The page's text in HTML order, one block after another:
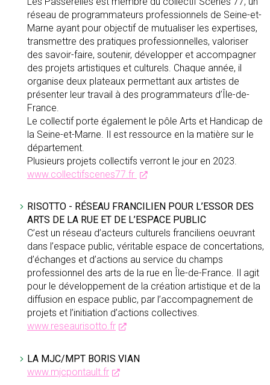
réseau de programmateurs professionnels de Seine-et-
Marne ayant pour objectif de mutualiser les expertises,
transmettre des pratiques professionnelles, valoriser
des savoir-faire, soutenir, développer et accompagner
des projets artistiques et culturels. Chaque année, il
organise deux plateaux permettant aux artistes de
présenter leur travail à des programmateurs d’Île-de-
France.
Le collectif porte également le pôle Arts et Handicap de
la Seine-et-Marne. Il est ressource en la matière sur le
département.
Plusieurs projets collectifs verront le jour en 2023.
www.collectifscenes77.fr
RISOTTO - RÉSEAU FRANCILIEN POUR L’ESSOR DES
ARTS DE LA RUE ET DE L’ESPACE PUBLIC
C’est un réseau d’acteurs culturels franciliens oeuvrant
dans l’espace public, véritable espace de concertations,
d’échanges et d’actions au service du champs
professionnel des arts de la rue en Île-de-France. Il agit
pour le développement de la création artistique et de la
diffusion en espace public, par l’accompagnement de
projets et l’initiation d’actions collectives.
www.reseaurisotto.fr
LA MJC/MPT BORIS VIAN
www.mjcpontault.fr